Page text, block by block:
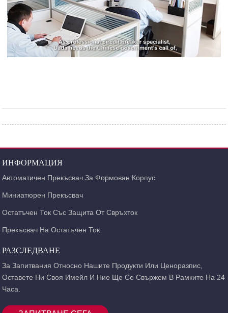
ИНФОРМАЦИЯ
Автоматичен Прекъсвач За Формован Корпус
Миниатюрен Прекъсвач
Остатъчен Ток Със Защита От Свръхток
Прекъсвач На Остатъчен Ток
РАЗСЛЕДВАНЕ
За Запитвания Относно Нашите Продукти Или Ценоразпис,
Оставете Ни Своя Имейл И Ние Ще Се Свържем В Рамките На 24
Часа.